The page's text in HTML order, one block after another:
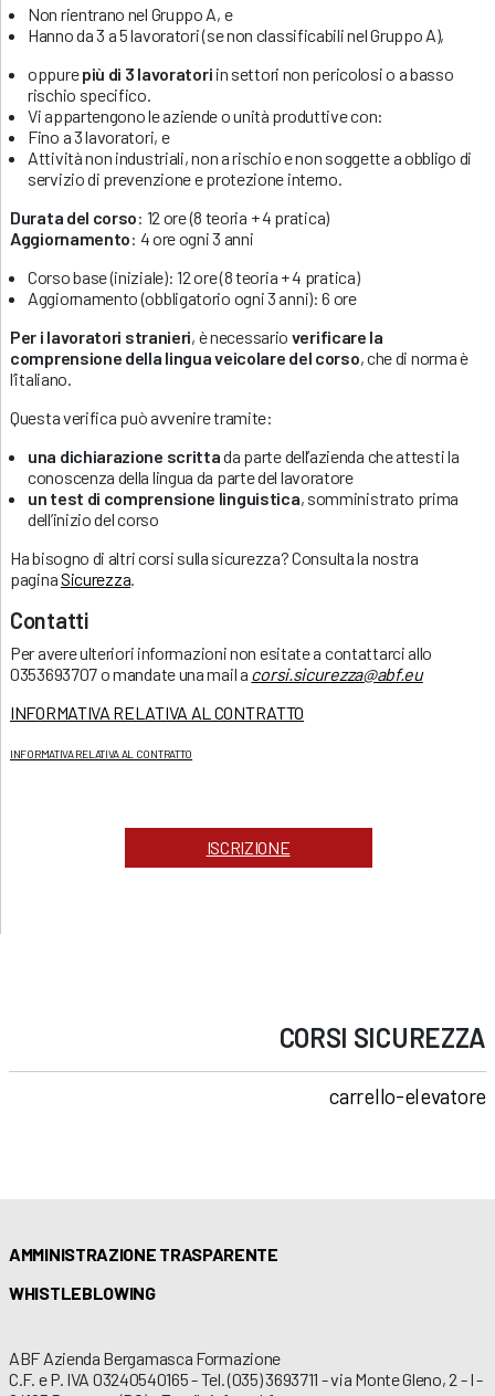
Non rientrano nel Gruppo A, e
Hanno da 3 a 5 lavoratori (se non classificabili nel Gruppo A),
oppurepiù di 3 lavoratori in settori non pericolosi o a basso
rischio specifico.
Vi appartengono le aziende o unità produttive con:
Fino a 3 lavoratori, e
Attività non industriali, non a rischio e non soggette a obbligo di
servizio di prevenzione e protezione interno.
Durata del corso: 12 ore (8 teoria + 4 pratica)
Aggiornamento: 4 ore ogni 3 anni
Corso base (iniziale): 12 ore (8 teoria + 4 pratica)
Aggiornamento (obbligatorio ogni 3 anni): 6 ore
Per i lavoratori stranieri, è necessario verificare la
comprensione della lingua veicolare del corso, che di norma è
l’italiano.
Questa verifica può avvenire tramite:
una dichiarazione scrittada parte dell’azienda che attesti la
conoscenza della lingua da parte del lavoratore
un test di comprensione linguistica, somministrato prima
dell’inizio del corso
Ha bisogno di altri corsi sulla sicurezza? Consulta la nostra
paginaSicurezza
Contatti
Per avere ulteriori informazioni non esitate a contattarci allo
0353693707 o mandate una mail a corsi.sicurezza@abf.eu
INFORMATIVA RELATIVA AL CONTRATTO
INFORMATIVA RELATIVA AL CONTRATTO
ISCRIZIONE
CORSI SICUREZZA
carrello-elevatore
AMMINISTRAZIONE TRASPARENTE
WHISTLEBLOWING
ABF Azienda Bergamasca Formazione
C.F. e P. IVA 03240540165 - Tel. (035) 3693711 - via Monte Gleno, 2 - I -